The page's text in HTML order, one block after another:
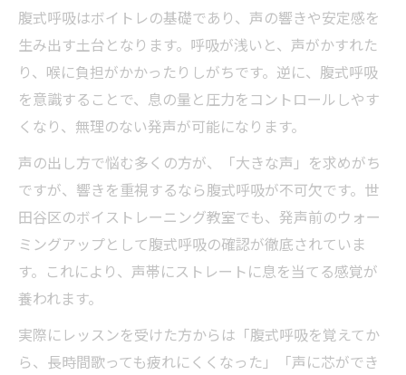
腹式呼吸はボイトレの基礎であり、声の響きや安定感を
生み出す土台となります。呼吸が浅いと、声がかすれた
り、喉に負担がかかったりしがちです。逆に、腹式呼吸
を意識することで、息の量と圧力をコントロールしやす
くなり、無理のない発声が可能になります。
声の出し方で悩む多くの方が、「大きな声」を求めがち
ですが、響きを重視するなら腹式呼吸が不可欠です。世
田谷区のボイストレーニング教室でも、発声前のウォー
ミングアップとして腹式呼吸の確認が徹底されていま
す。これにより、声帯にストレートに息を当てる感覚が
養われます。
実際にレッスンを受けた方からは「腹式呼吸を覚えてか
ら、長時間歌っても疲れにくくなった」「声に芯ができ